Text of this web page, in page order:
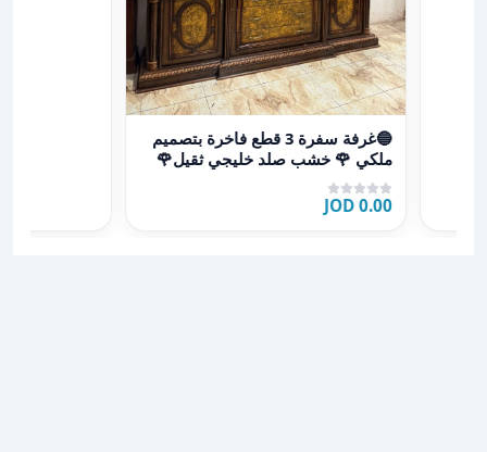
عرض تفاصيل 🔵غرفة سفرة 3 قطع فاخرة بتصميم ملكي 🌹 خشب صلد خليجي ثقيل🌹 متانة عالية وجودة استث
🔵غرفة سفرة 3 قطع فاخرة بتصميم
ملكي 🌹 خشب صلد خليجي ثقيل🌹
متانة عالية وجودة استث
0.00 JOD